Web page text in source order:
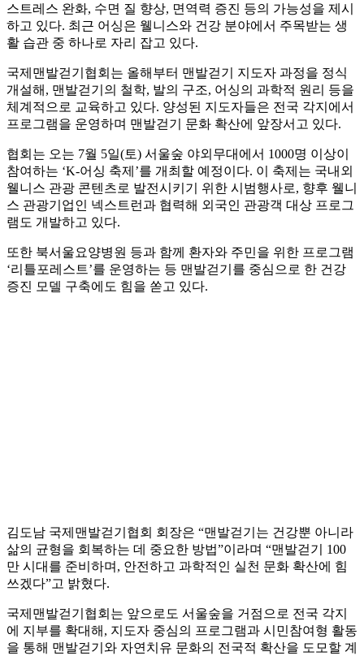
스트레스 완화, 수면 질 향상, 면역력 증진 등의 가능성을 제시
하고 있다. 최근 어싱은 웰니스와 건강 분야에서 주목받는 생
활 습관 중 하나로 자리 잡고 있다.
국제맨발걷기협회는 올해부터 맨발걷기 지도자 과정을 정식
개설해, 맨발걷기의 철학, 발의 구조, 어싱의 과학적 원리 등을
체계적으로 교육하고 있다. 양성된 지도자들은 전국 각지에서
프로그램을 운영하며 맨발걷기 문화 확산에 앞장서고 있다.
협회는 오는 7월 5일(토) 서울숲 야외무대에서 1000명 이상이
참여하는 ‘K-어싱 축제’를 개최할 예정이다. 이 축제는 국내외
웰니스 관광 콘텐츠로 발전시키기 위한 시범행사로, 향후 웰니
스 관광기업인 넥스트런과 협력해 외국인 관광객 대상 프로그
램도 개발하고 있다.
또한 북서울요양병원 등과 함께 환자와 주민을 위한 프로그램
‘리틀포레스트’를 운영하는 등 맨발걷기를 중심으로 한 건강
증진 모델 구축에도 힘을 쏟고 있다.
김도남 국제맨발걷기협회 회장은 “맨발걷기는 건강뿐 아니라
삶의 균형을 회복하는 데 중요한 방법”이라며 “맨발걷기 100
만 시대를 준비하며, 안전하고 과학적인 실천 문화 확산에 힘
쓰겠다”고 밝혔다.
국제맨발걷기협회는 앞으로도 서울숲을 거점으로 전국 각지
에 지부를 확대해, 지도자 중심의 프로그램과 시민참여형 활동
을 통해 맨발걷기와 자연치유 문화의 전국적 확산을 도모할 계